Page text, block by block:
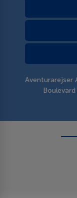
Aventurarejser